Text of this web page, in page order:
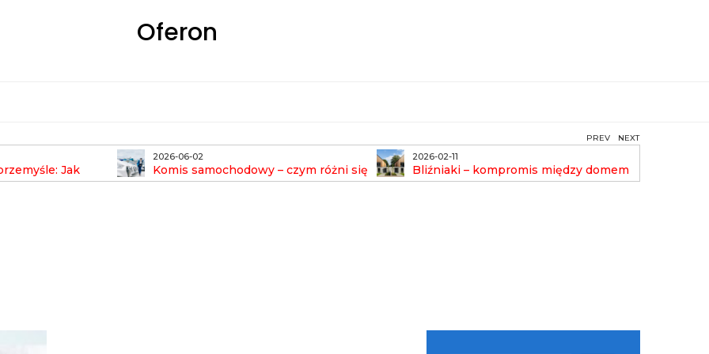
Oferon
Jak
2026-06-02
Komis samochodowy – czym różni się
od skupu aut i co bardziej się opłaca?
2026-02-11
Bliźniaki – kompromis między domem
a mieszkaniem
gaz
PREV NEXT